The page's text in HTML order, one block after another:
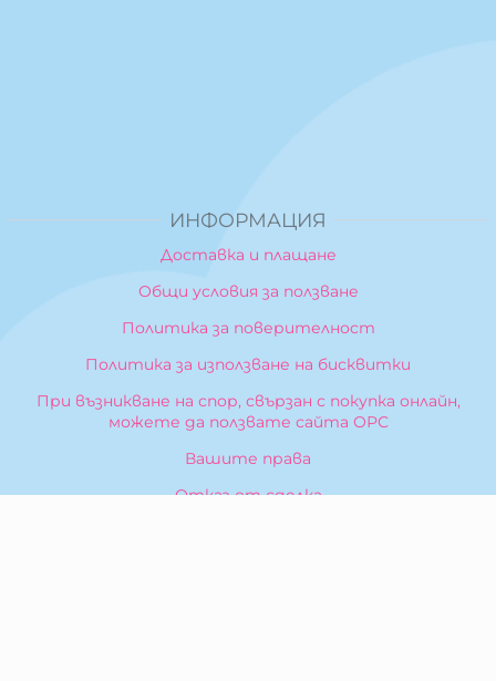
ИНФОРМАЦИЯ
Доставка и плащане
Общи условия за ползване
Политика за поверителност
Политика за използване на бисквитки
При възникване на спор, свързан с покупка онлайн,
можете да ползвате сайта ОРС
Вашите права
Отказ от сделка